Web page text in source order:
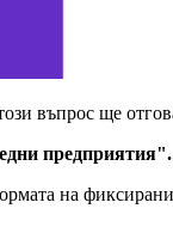
въпрос ще
предприятия".
на